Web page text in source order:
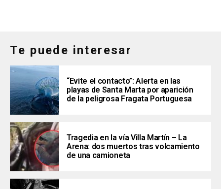
Te puede interesar
“Evite el contacto”: Alerta en las
playas de Santa Marta por aparición
de la peligrosa Fragata Portuguesa
Tragedia en la vía Villa Martín – La
Arena: dos muertos tras volcamiento
de una camioneta